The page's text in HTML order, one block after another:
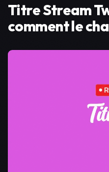
Titre Stream
comment le